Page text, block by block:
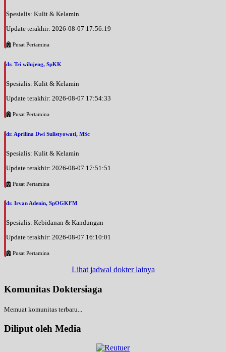
Spesialis: Kulit & Kelamin
Update terakhir: 2026-08-07 17:56:19
Pusat Pertamina
dr. Tri wilujeng, SpKK
Spesialis: Kulit & Kelamin
Update terakhir: 2026-08-07 17:54:33
Pusat Pertamina
dr. Aprilina Dwi Sulistyowati, MSc
Spesialis: Kulit & Kelamin
Update terakhir: 2026-08-07 17:51:51
Pusat Pertamina
dr. Irvan Adenin, SpOGKFM
Spesialis: Kebidanan & Kandungan
Update terakhir: 2026-08-07 16:10:01
Pusat Pertamina
Lihat jadwal dokter lainya
Komunitas Doktersiaga
Memuat komunitas terbaru...
Diliput oleh Media